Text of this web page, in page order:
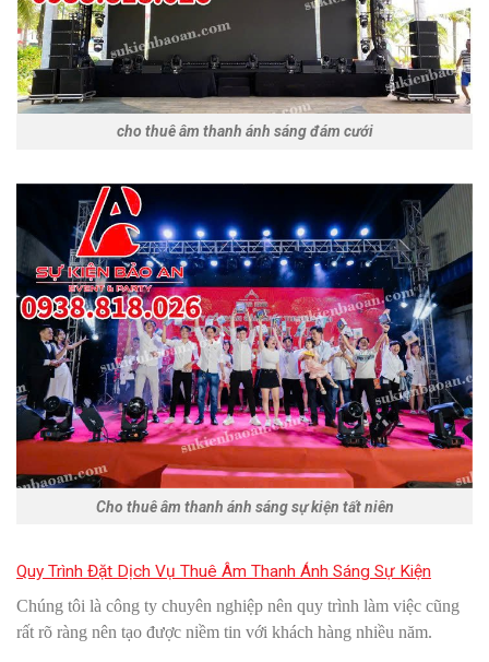
cho thuê âm thanh ánh sáng đám cưới
Cho thuê âm thanh ánh sáng sự kiện tất niên
Quy Trình Đặt Dịch Vụ Thuê Âm Thanh Ánh Sáng Sự Kiện
Chúng tôi là công ty chuyên nghiệp nên quy trình làm việc cũng
rất rõ ràng nên tạo được niềm tin với khách hàng nhiều năm.